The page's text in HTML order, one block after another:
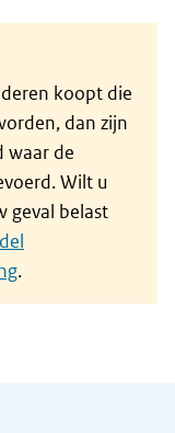
koopt die
dan zijn
waar de
Wilt u
geval belast
.